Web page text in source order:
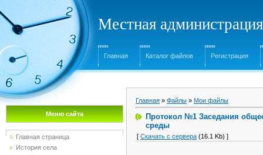
Местная
Главная Каталог файлов Регистрация
Меню сайта
Главная страница
История села
Главная » Файлы » Мои файлы
Протокол №1 Заседания
среды
[ Скачать с сервера (16.1 Kb) ]